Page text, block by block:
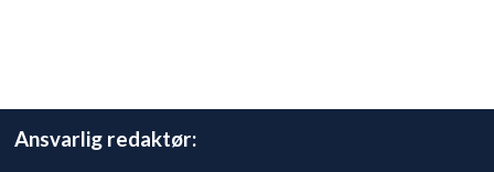
Ansvarlig redaktør: